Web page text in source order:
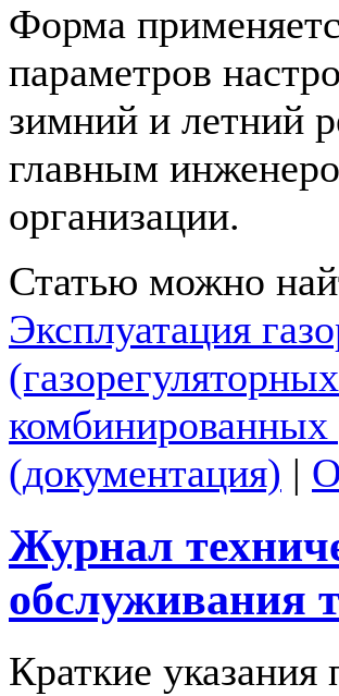
Форма
параметров
зимний и летний
главным
организации.
Статью можно
Эксплуатация
комбинированных
(документация) |
Журнал
обслуживания
Краткие